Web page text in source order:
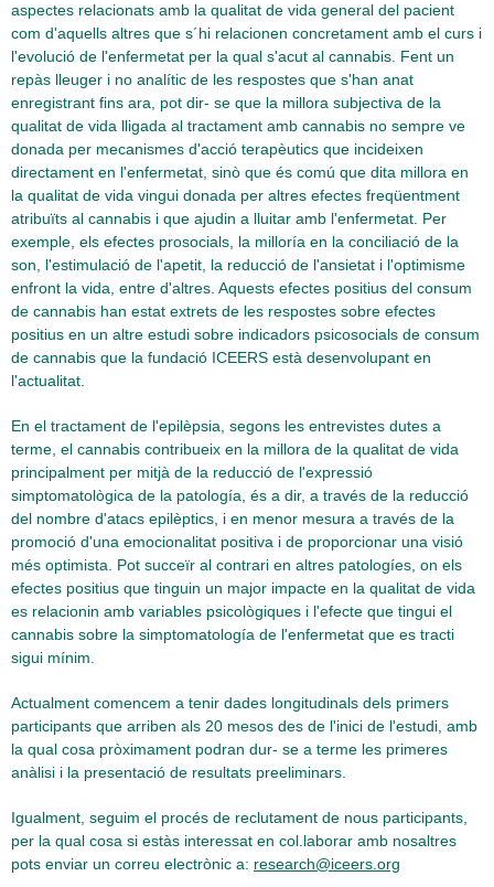
aspectes relacionats amb la qualitat de vida general del pacient
com d'aquells altres que s´hi relacionen concretament amb el curs i
l'evolució de l'enfermetat per la qual s'acut al cannabis. Fent un
repàs lleuger i no analític de les respostes que s'han anat
enregistrant fins ara, pot dir- se que la millora subjectiva de la
qualitat de vida lligada al tractament amb cannabis no sempre ve
donada per mecanismes d'acció terapèutics que incideixen
directament en l'enfermetat, sinò que és comú que dita millora en
la qualitat de vida vingui donada per altres efectes freqüentment
atribuïts al cannabis i que ajudin a lluitar amb l'enfermetat. Per
exemple, els efectes prosocials, la milloría en la conciliació de la
son, l'estimulació de l'apetit, la reducció de l'ansietat i l'optimisme
enfront la vida, entre d'altres. Aquests efectes positius del consum
de cannabis han estat extrets de les respostes sobre efectes
positius en un altre estudi sobre indicadors psicosocials de consum
de cannabis que la fundació ICEERS està desenvolupant en
l'actualitat.
En el tractament de l'epilèpsia, segons les entrevistes dutes a
terme, el cannabis contribueix en la millora de la qualitat de vida
principalment per mitjà de la reducció de l'expressió
simptomatològica de la patología, és a dir, a través de la reducció
del nombre d'atacs epilèptics, i en menor mesura a través de la
promoció d'una emocionalitat positiva i de proporcionar una visió
més optimista. Pot succeïr al contrari en altres patologíes, on els
efectes positius que tinguin un major impacte en la qualitat de vida
es relacionin amb variables psicològiques i l'efecte que tingui el
cannabis sobre la simptomatología de l'enfermetat que es tracti
sigui mínim.
Actualment comencem a tenir dades longitudinals dels primers
participants que arriben als 20 mesos des de l'inici de l'estudi, amb
la qual cosa pròximament podran dur- se a terme les primeres
anàlisi i la presentació de resultats preeliminars.
Igualment, seguim el procés de reclutament de nous participants,
per la qual cosa si estàs interessat en col.laborar amb nosaltres
pots enviar un correu electrònic a: research@iceers.org